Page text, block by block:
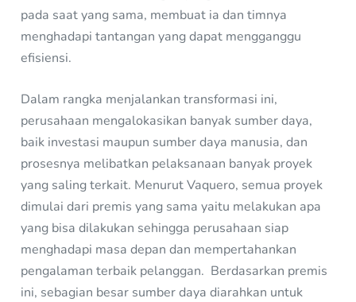
pada saat yang sama, membuat ia dan timnya
menghadapi tantangan yang dapat mengganggu
efisiensi.
Dalam rangka menjalankan transformasi ini,
perusahaan mengalokasikan banyak sumber daya,
baik investasi maupun sumber daya manusia, dan
prosesnya melibatkan pelaksanaan banyak proyek
yang saling terkait. Menurut Vaquero, semua proyek
dimulai dari premis yang sama yaitu melakukan apa
yang bisa dilakukan sehingga perusahaan siap
menghadapi masa depan dan mempertahankan
pengalaman terbaik pelanggan. Berdasarkan premis
ini, sebagian besar sumber daya diarahkan untuk